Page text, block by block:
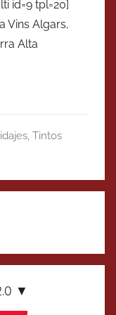
id=9 tpl=20]
Vins Algars,
Alta
, Tintos
▼